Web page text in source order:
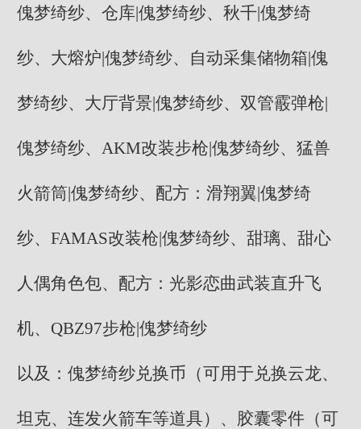
傀梦绮纱、仓库|傀梦绮纱、秋千|傀梦绮
纱、大熔炉|傀梦绮纱、自动采集储物箱|傀
梦绮纱、大厅背景|傀梦绮纱、双管霰弹枪|
傀梦绮纱、AKM改装步枪|傀梦绮纱、猛兽
火箭筒|傀梦绮纱、配方：滑翔翼|傀梦绮
纱、FAMAS改装枪|傀梦绮纱、甜璃、甜心
人偶角色包、配方：光影恋曲武装直升飞
机、QBZ97步枪|傀梦绮纱
以及：傀梦绮纱兑换币（可用于兑换云龙、
坦克、连发火箭车等道具）、胶囊零件（可